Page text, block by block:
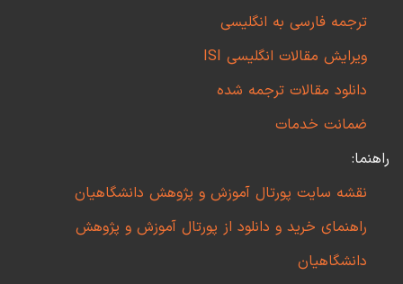
ترجمه فارسی به انگلیسی
ویرایش مقالات انگلیسی ISI
دانلود مقالات ترجمه شده
ضمانت خدمات
راهنما:
نقشه سایت پورتال آموزش و پژوهش دانشگاهیان
راهنمای خرید و دانلود از پورتال آموزش و پژوهش
دانشگاهیان